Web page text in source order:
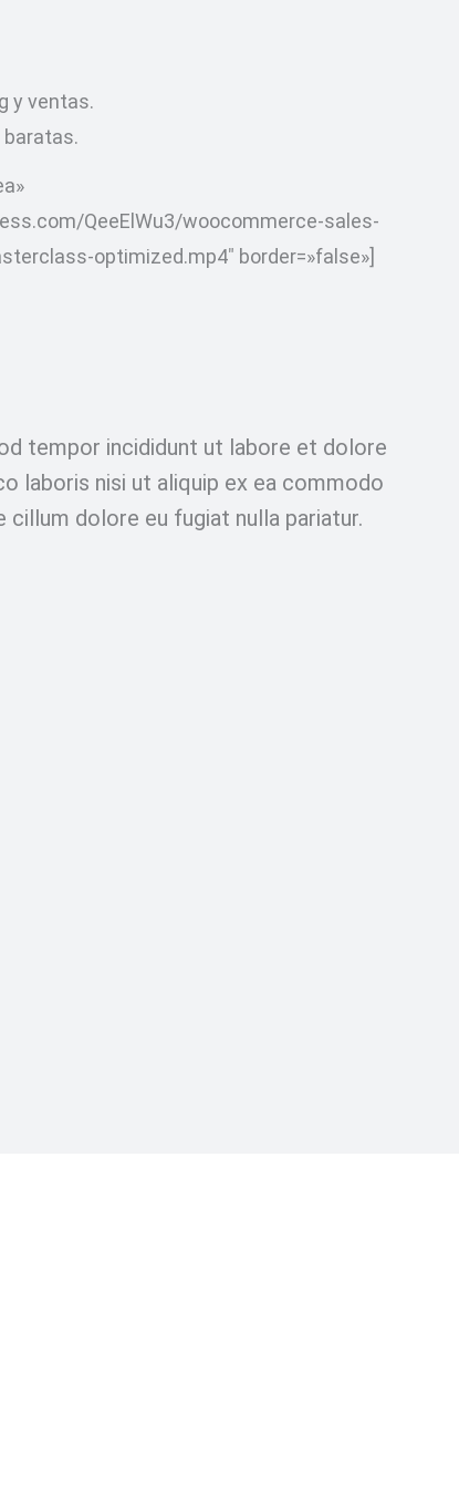
y ventas.
QeeElWu3/woocommerce-sales-
optimized.mp4″ border=»false»]
tempor incididunt ut labore et dolore
laboris nisi ut aliquip ex ea commodo
dolore eu fugiat nulla pariatur.